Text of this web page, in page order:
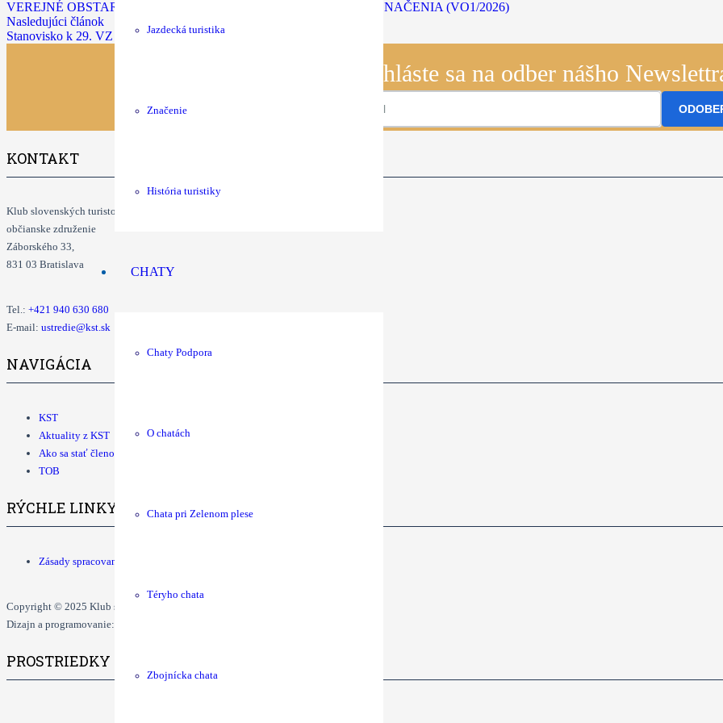
Jazdecká turistika
Značenie
História turistiky
CHATY
Chaty Podpora
O chatách
Chata pri Zelenom plese
Téryho chata
Zbojnícka chata
VEREJNÉ OBSTARÁVANIE KOMPONENTOV TURISTICKÉHO ZNAČENIA (VO1/2026)
Nasledujúci článok
Stanovisko k 29. VZ KST
Prihláste sa na odber nášho
KONTAKT
Klub slovenských turistov
občianske združenie
Záborského 33,
831 03 Bratislava
Tel.: +421 940 630 680
E-mail: ustredie@kst.sk
NAVIGÁCIA
KST
Aktuality z KST
Ako sa stať členom KST
TOB
RÝCHLE LINKY
Zásady spracovania osobných údajov
Copyright © 2025 Klub slovenských turistov. Všetky práva vyhradené.
Dizajn a programovanie: Dušan Ďurčo, Tomáš Grman.
PROSTRIEDKY